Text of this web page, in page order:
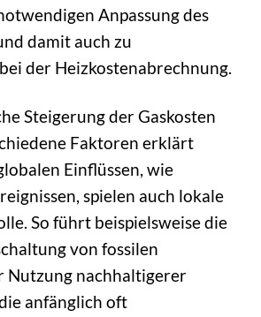
Anpassung des
damit auch zu
der Heizkostenabrechnung.
Steigerung der Gaskosten
Faktoren erklärt
Einflüssen, wie
spielen auch lokale
So führt beispielsweise die
von fossilen
Nutzung nachhaltigerer
anfänglich oft